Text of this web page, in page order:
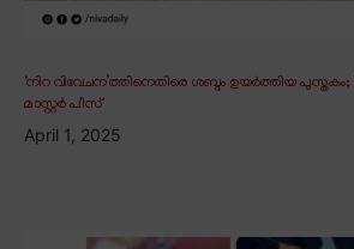
‘നിറ വിവേചന’ത്തിനെതിരെ ശബ്ദം ഉയർത്തിയ
മാസ്റ്റർ പീസ്
April 1, 2025